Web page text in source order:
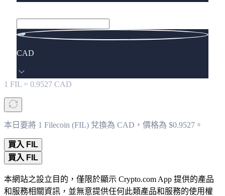
CAD
1 FIL = 0.9527 CAD
本日要將 1 Filecoin (FIL) 兌換為 CAD，價格為 $0.9527。
買入 FIL
買入 FIL
本網站之設立目的，僅限於顯示 Crypto.com App 提供的產品
和服務相關資訊，並無意提供任何此類產品和服務的使用權